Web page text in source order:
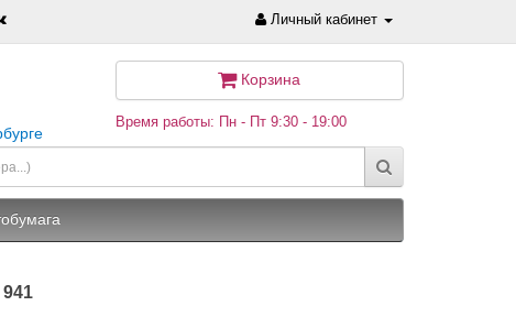
Личный кабинет
Корзина
Время работы: Пн - Пт 9:30 - 19:00